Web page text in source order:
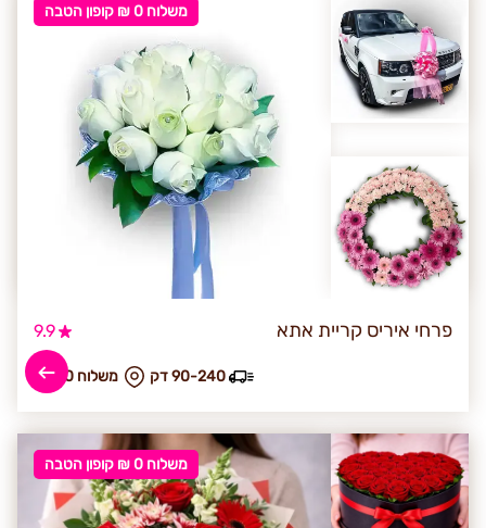
משלוח 0 ₪ קופון הטבה
פרחי איריס קריית אתא 9.9
₪ משלוח 50 90-240 דק
משלוח 0 ₪ קופון הטבה